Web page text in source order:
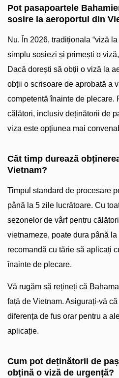
Pot pasapoartele
sosire la aeroportul din
Nu. În 2026, tradiționala “viză
simplu sosiezi și primești o
Dacă dorești să obții o viză la
obții o scrisoare de aprobată a
competentă înainte de plecare.
călători, inclusiv deținătorii de
viza este opțiunea mai
Cât timp durează
Vietnam?
Timpul standard de procesare
până la 5 zile lucrătoare. Cu
sezonelor de vârf pentru
vietnameze, poate dura până
recomandă cu tărie să aplicați
înainte de plecare.
Vă rugăm să rețineți că
față de Vietnam. Asigurați-vă
diferența de fus orar pentru a
aplicație.
Cum pot deținătorii de
obțină o viză de urgență?